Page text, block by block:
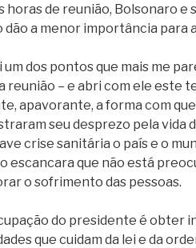
horas de reunião, Bolsonaro
dão a menor importância para
um dos pontos que mais me
reunião – e abri com ele este
apavorante, a forma com
seu desprezo pela vida
crise sanitária o país e o
escancara que não está
o sofrimento das pessoas.
do presidente é obter
que cuidam da lei e da